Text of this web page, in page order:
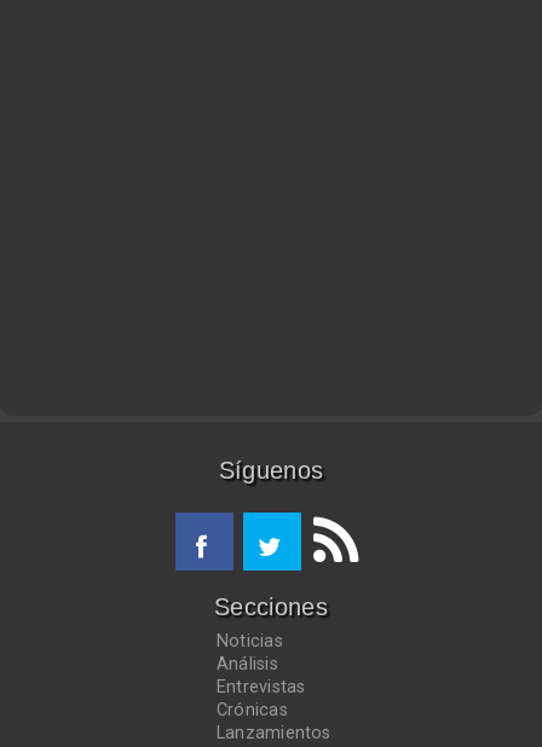
Síguenos
Secciones
Noticias
Análisis
Entrevistas
Crónicas
Lanzamientos